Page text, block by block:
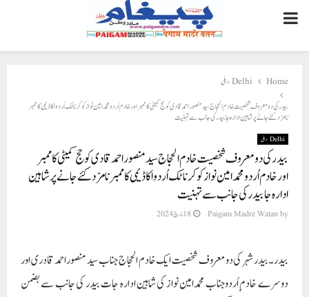
PRIMARY
MENU
Home
Delhi دہلی
بیدر کی دو معروف شخصیت خادم الحجاج سید منصور احمدقادی کو حج کمیٹی کا ممبر اورخادم اُردو محمدامین نوازکو کرناٹک اُردو اکاڈیمی کا ممبر
نامزد کئے جانے پرشاہین ادارہ جا بیدر کی جانب سے تہنیت
Delhi دہلی
بیدر کی دو معروف شخصیت خادم الحجاج سید منصور احمدقادی کو حج کمیٹی کا ممبر
اورخادم اُردو محمدامین نوازکو کرناٹک اُردو اکاڈیمی کا ممبر نامزد کئے جانے پرشاہین
ادارہ جا بیدر کی جانب سے تہنیت
by
Paigam Madre Watan 18 مارچ 2024
بیدر۔بیدر شہر کی دو معروف شخصیت ایک خادم الحجاج جناب سید منصور احمد قادری اور
دوسر ے خادم ِاُردوجناب محمدامین نواز کی شاہین ادارہ جات بیدر کی جانب سے بضمن